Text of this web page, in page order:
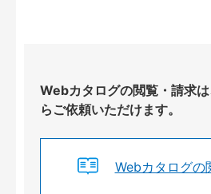
Webカタログの閲覧・請求
らご依頼いただけます。
Webカタログの